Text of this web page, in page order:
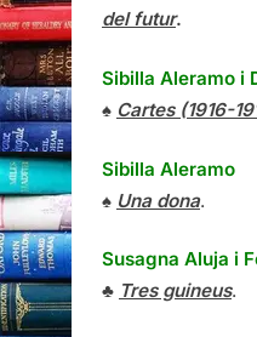
del futur.
Sibilla Aleramo i
♠ Cartes (1916-
Sibilla Aleramo
♠ Una dona.
Susagna Aluja i
♣ Tres guineus.